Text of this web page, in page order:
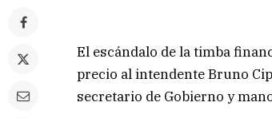
El escándalo de la timba
precio al intendente Bruno
secretario de Gobierno y